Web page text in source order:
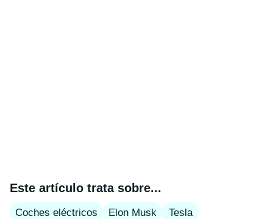
Este artículo trata sobre...
Coches eléctricos Elon Musk Tesla